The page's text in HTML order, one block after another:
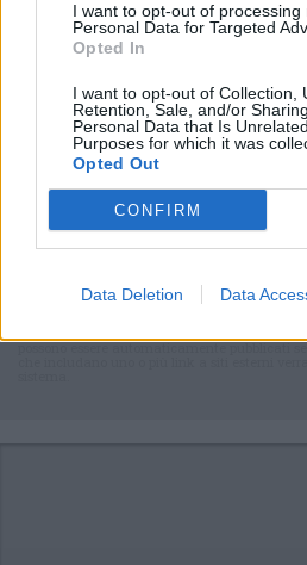
I want to opt-out of processing
Personal Data for Targeted
Opted In
I want to opt-out of Collection,
Retention, Sale, and/or
Personal Data that Is
Purposes for which it was
Opted Out
CONFIRM
Data Deletion Data
Iscriviti
Commenti
Accedioregistratiper
articolo.
L'email è richiesta ma non verrà mostrata ai
commento esprime il pensiero dell'autore e
possono essere automaticamente pubblicati